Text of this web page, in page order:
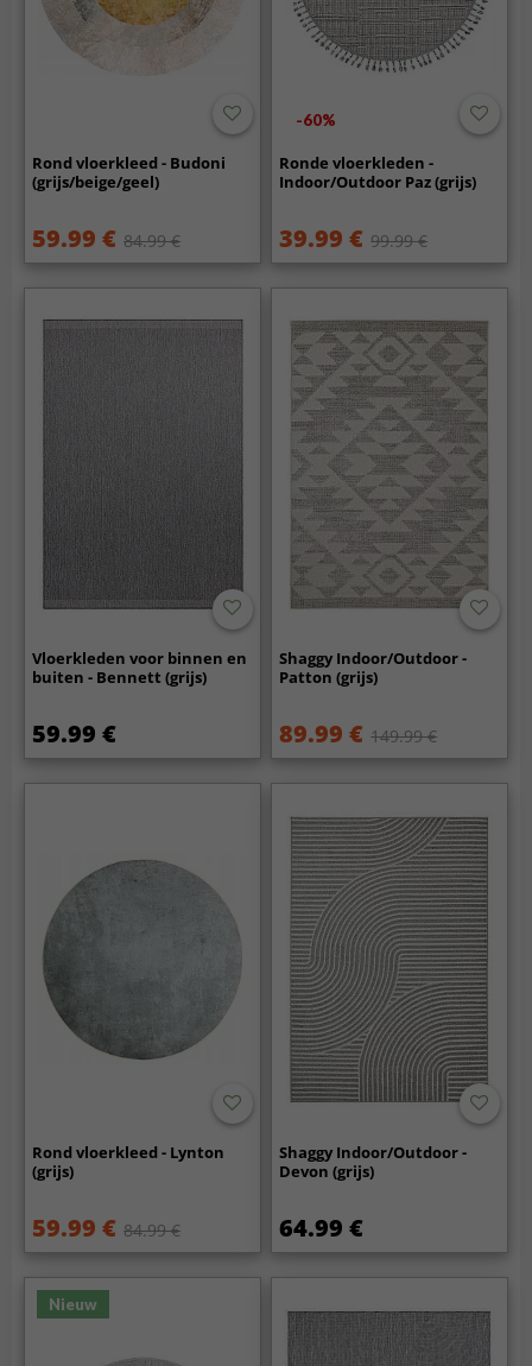
Rond vloerkleed - Budoni
(grijs/beige/geel)
59.99 € 84.99 €
-60%
Ronde vloerkleden -
Indoor/Outdoor Paz (grijs)
39.99 € 99.99 €
Vloerkleden voor binnen en
buiten - Bennett (grijs)
59.99 €
Shaggy Indoor/Outdoor -
Patton (grijs)
89.99 € 149.99 €
Rond vloerkleed - Lynton
(grijs)
59.99 € 84.99 €
Shaggy Indoor/Outdoor -
Devon (grijs)
64.99 €
Nieuw